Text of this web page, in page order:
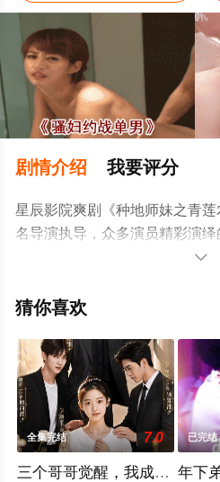
剧情介绍 我要评分
星辰影院爽剧《种地师妹之青
名导演执导，众多演员精彩演
局剧情已揭晓（全集完结），
瓣电视剧、电视猫或剧情网等平

猜你喜欢
全集完结 7.0
三个哥哥觉醒，我成唯一团宠
已完结
年下